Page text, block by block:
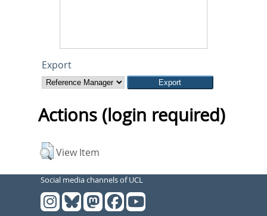
Export
Actions (login required)
View Item
Social media channels of UCL